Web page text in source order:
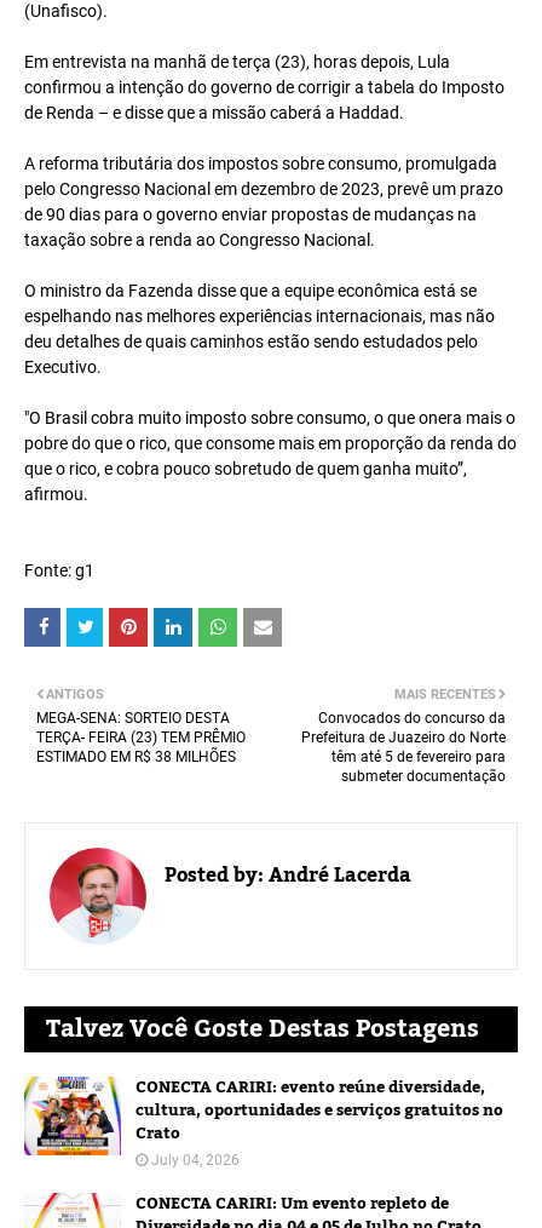
(Unafisco).
Em entrevista na manhã de terça (23), horas depois, Lula
confirmou a intenção do governo de corrigir a tabela do Imposto
de Renda – e disse que a missão caberá a Haddad.
A reforma tributária dos impostos sobre consumo, promulgada
pelo Congresso Nacional em dezembro de 2023, prevê um prazo
de 90 dias para o governo enviar propostas de mudanças na
taxação sobre a renda ao Congresso Nacional.
O ministro da Fazenda disse que a equipe econômica está se
espelhando nas melhores experiências internacionais, mas não
deu detalhes de quais caminhos estão sendo estudados pelo
Executivo.
"O Brasil cobra muito imposto sobre consumo, o que onera mais o
pobre do que o rico, que consome mais em proporção da renda do
que o rico, e cobra pouco sobretudo de quem ganha muito”,
afirmou.
Fonte: g1
MAIS RECENTES
Convocados do concurso da
Prefeitura de Juazeiro do Norte
têm até 5 de fevereiro para
submeter documentação
ANTIGOS
MEGA-SENA: SORTEIO DESTA
TERÇA- FEIRA (23) TEM PRÊMIO
ESTIMADO EM R$ 38 MILHÕES
Posted by:André Lacerda
Talvez Você Goste Destas Postagens
CONECTA CARIRI: evento reúne diversidade,
cultura, oportunidades e serviços gratuitos no
Crato
July 04, 2026
CONECTA CARIRI: Um evento repleto de